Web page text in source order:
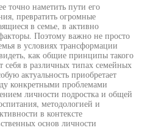
точно наметить пути его
превратить огромные
в семье, в активно
Поэтому важно не просто
в условиях трансформации
как общие принципы такого
в различных типах семейных
актуальность приобретает
конкретными проблемами
личности подростка и общей
методологией и
в контексте
основ личности